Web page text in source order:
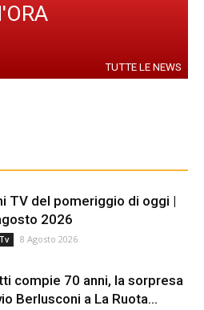
TUTTE LE NEWS
TV del pomeriggio di oggi |
2026
8 Agosto 2026
compie 70 anni, la sorpresa
Berlusconi a La Ruota...